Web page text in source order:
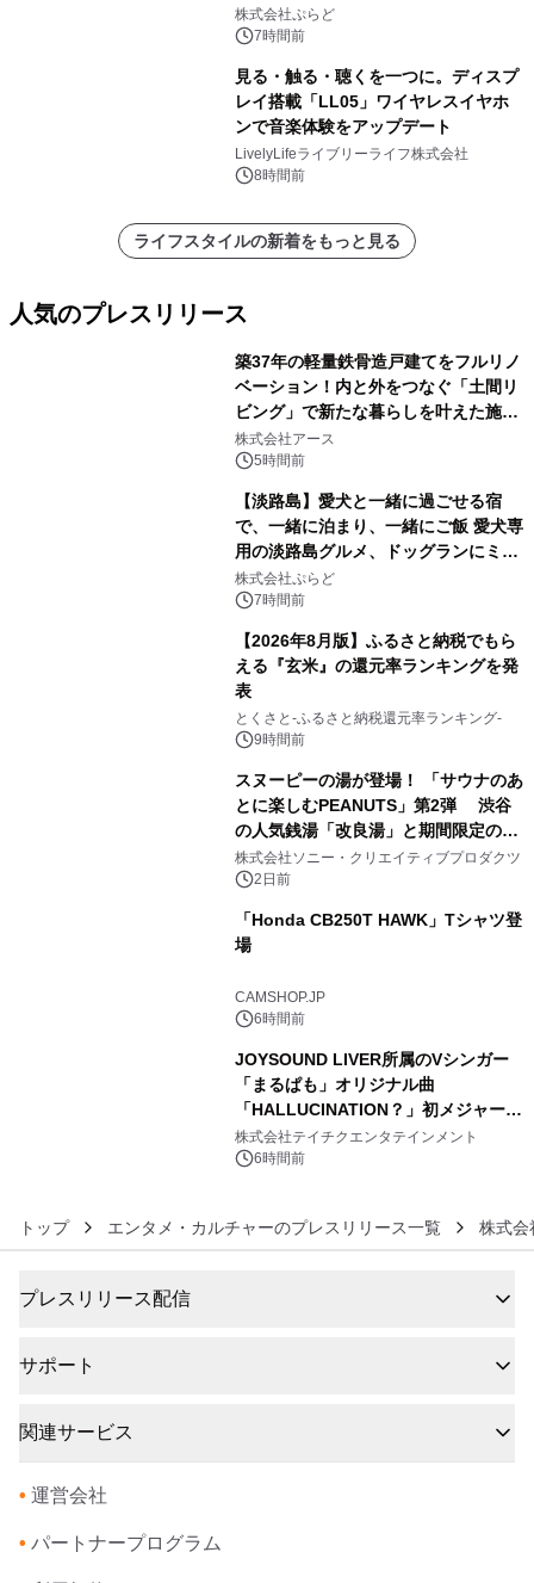
プール グランピングとトレーラーハウ
スの2施設で
株式会社ぷらど
7時間前
見る・触る・聴くを一つに。ディスプ
レイ搭載「LL05」ワイヤレスイヤホ
ンで音楽体験をアップデート
LivelyLifeライブリーライフ株式会社
8時間前
ライフスタイルの新着をもっと見る
人気のプレスリリース
築37年の軽量鉄骨造戸建てをフルリノ
ベーション！内と外をつなぐ「土間リ
ビング」で新たな暮らしを叶えた施工
事例を株式会社アースが公開
株式会社アース
5時間前
【淡路島】愛犬と一緒に過ごせる宿
で、一緒に泊まり、一緒にご飯 愛犬専
用の淡路島グルメ、ドッグランにミニ
プール グランピングとトレーラーハウ
スの2施設で
株式会社ぷらど
7時間前
【2026年8月版】ふるさと納税でもら
える『玄米』の還元率ランキングを発
表
とくさと-ふるさと納税還元率ランキング-
9時間前
スヌーピーの湯が登場！ 「サウナのあ
とに楽しむPEANUTS」第2弾 渋谷
の人気銭湯「改良湯」と期間限定のコ
ラボレーション サウナイキタイコラ
ボグッズも発売決定！
株式会社ソニー・クリエイティブプロダクツ
2日前
「Honda CB250T HAWK」Tシャツ登
場
CAMSHOP.JP
6時間前
JOYSOUND LIVER所属のVシンガー
「まるぱも」オリジナル曲
「HALLUCINATION？」初メジャー配
信リリース決定！
株式会社テイチクエンタテインメント
6時間前
トップ エンタメ・カルチャーのプレスリリース一覧 株式会
プレスリリース配信
サポート
関連サービス
• 運営会社
• パートナープログラム